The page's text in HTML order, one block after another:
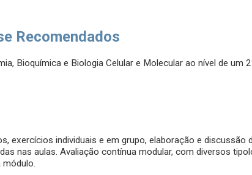
Recomendados
Bioquímica e Biologia Celular e Molecular ao nível de um
exercícios individuais e em grupo, elaboração e discussão
nas aulas. Avaliação contínua modular, com diversos